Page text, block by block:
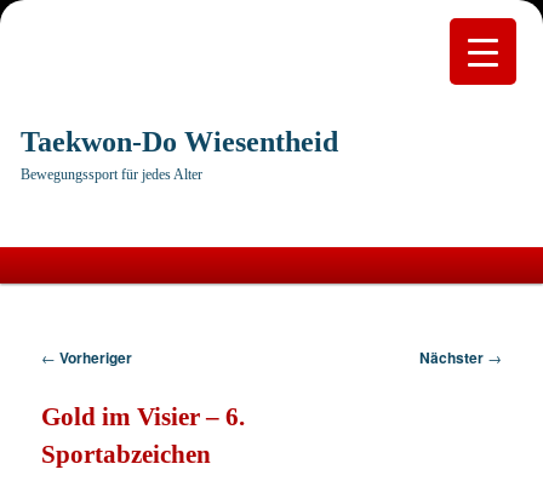
Taekwon-Do Wiesentheid
Bewegungssport für jedes Alter
springen
Beitragsnavigation
← Vorheriger Nächster →
Gold im Visier – 6.
Sportabzeichen